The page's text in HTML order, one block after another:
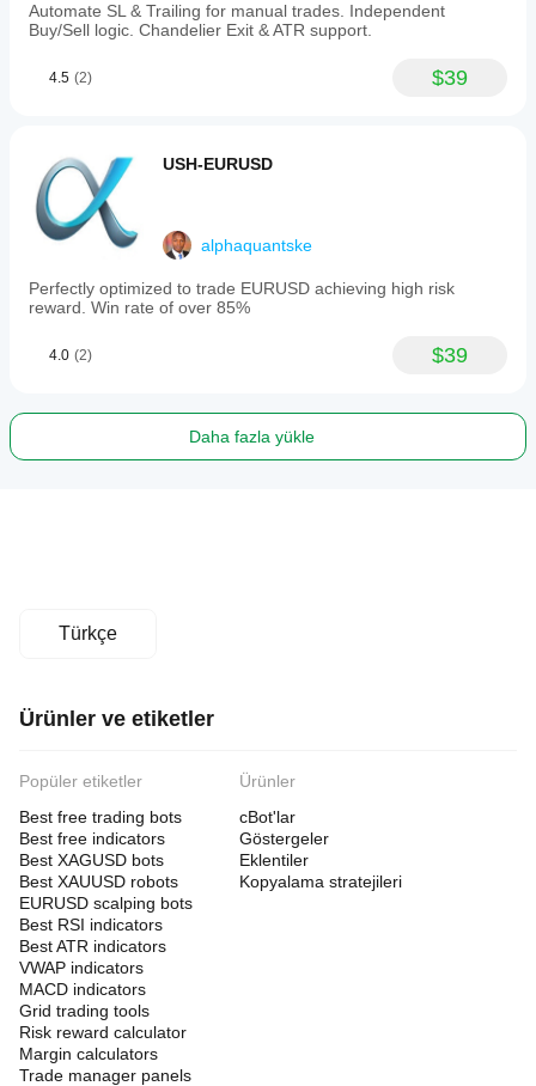
Automate SL & Trailing for manual trades. Independent
Buy/Sell logic. Chandelier Exit & ATR support.
4.5 (2) $39
USH-EURUSD
alphaquantske
Perfectly optimized to trade EURUSD achieving high risk
reward. Win rate of over 85%
4.0 (2) $39
Daha fazla yükle
Türkçe
Ürünler ve etiketler
Popüler etiketler
Best free trading bots
Best free indicators
Best XAGUSD bots
Best XAUUSD robots
EURUSD scalping bots
Best RSI indicators
Best ATR indicators
VWAP indicators
MACD indicators
Grid trading tools
Risk reward calculator
Margin calculators
Trade manager panels
Ürünler
cBot'lar
Göstergeler
Eklentiler
Kopyalama stratejileri